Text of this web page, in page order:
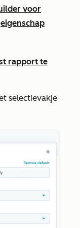
voor
eigenschap
rapport te
selectievakje